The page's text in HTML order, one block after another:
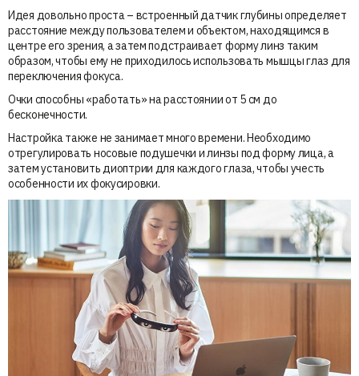
Идея довольно проста – встроенный датчик глубины определяет
расстояние между пользователем и объектом, находящимся в
центре его зрения, а затем подстраивает форму линз таким
образом, чтобы ему не приходилось использовать мышцы глаз для
переключения фокуса.
Очки способны «работать» на расстоянии от 5 см до
бесконечности.
Настройка также не занимает много времени. Необходимо
отрегулировать носовые подушечки и линзы под форму лица, а
затем установить диоптрии для каждого глаза, чтобы учесть
особенности их фокусировки.